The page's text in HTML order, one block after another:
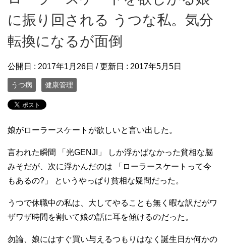
に振り回される うつな私。気分
転換になるが面倒
公開日 : 2017年1月26日 / 更新日 : 2017年5月5日
うつ病 健康管理
娘がローラースケートが欲しいと言い出した。
言われた瞬間 「光GENJI」 しか浮かばなかった貧相な脳
みそだが、次に浮かんだのは 「ローラースケートって今
もあるの?」 というやっぱり貧相な疑問だった。
うつで休職中の私は、大してやることも無く暇な訳だがワ
ザワザ時間を割いて娘の話に耳を傾けるのだった。
勿論、娘にはすぐ買い与えるつもりはなく誕生日か何かの